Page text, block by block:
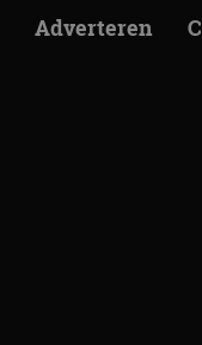
Adverteren